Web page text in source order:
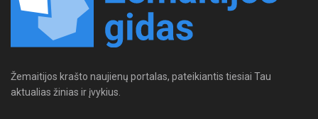
Žemaitijos krašto naujienų portalas, pateikiantis tiesiai Tau
aktualias žinias ir įvykius.